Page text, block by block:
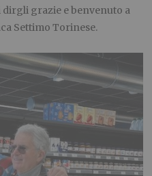
grazie e benvenuto a
Settimo Torinese.